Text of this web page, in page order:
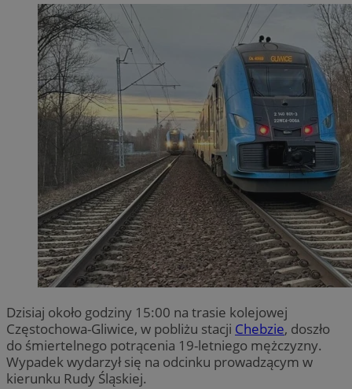
Dzisiaj około godziny 15:00 na trasie kolejowej
Częstochowa-Gliwice, w pobliżu stacji Chebzie, doszło
do śmiertelnego potrącenia 19-letniego mężczyzny.
Wypadek wydarzył się na odcinku prowadzącym w
kierunku Rudy Śląskiej.